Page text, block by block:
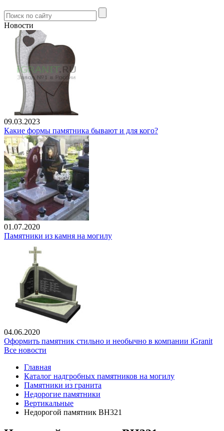
Новости
09.03.2023
Какие формы памятника бывают и для кого?
01.07.2020
Памятники из камня на могилу
04.06.2020
Оформить памятник стильно и необычно в компании iGranit
Все новости
Главная
Каталог надгробных памятников на могилу
Памятники из гранита
Недорогие памятники
Вертикальные
Недорогой памятник ВН321